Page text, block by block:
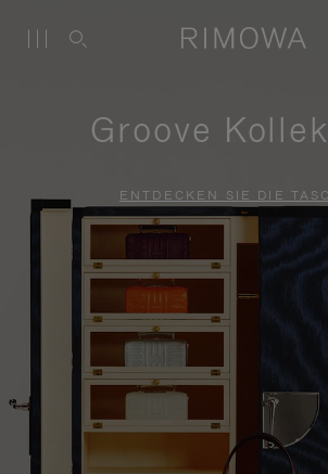
Groove
ENTDECKEN SIE DIE